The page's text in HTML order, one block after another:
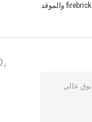
firebrick والموقد